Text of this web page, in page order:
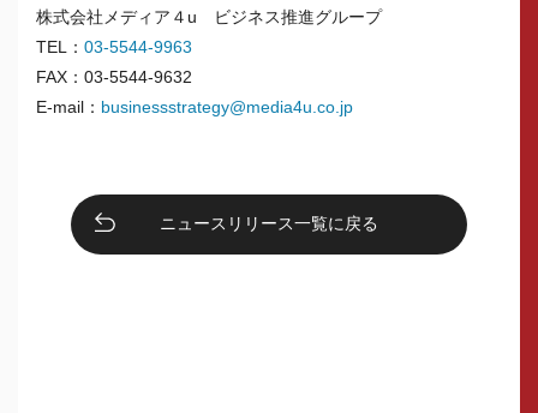
株式会社メディア４u ビジネス推進グループ
TEL： 03-5544-9963
FAX：03-5544-9632
E-mail： businessstrategy@media4u.co.jp
ニュースリリース一覧に戻る